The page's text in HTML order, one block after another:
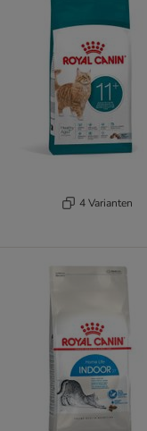
4 Varianten